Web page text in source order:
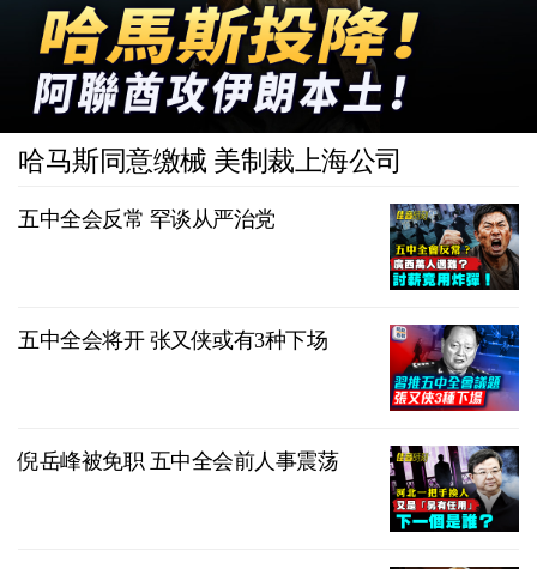
哈马斯同意缴械 美制裁上海公司
五中全会反常 罕谈从严治党
五中全会将开 张又侠或有3种下场
倪岳峰被免职 五中全会前人事震荡